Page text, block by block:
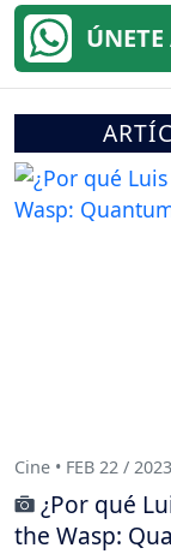
Cine • FEB 22 / 2023
¿Por qué
the Wasp: